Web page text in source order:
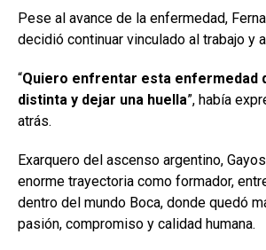
Pese al avance de la enfermedad,
decidió continuar vinculado al trabajo y
“Quiero enfrentar esta enfermedad
distinta y dejar una huella”, había
atrás.
Exarquero del ascenso argentino,
enorme trayectoria como formador,
dentro del mundo Boca, donde quedó
pasión, compromiso y calidad humana.